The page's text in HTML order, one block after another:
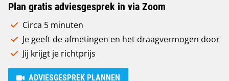
Plan gratis adviesgesprek in via Zoom
Circa 5 minuten
Je geeft de afmetingen en het draagvermogen door
Jij krijgt je richtprijs
ADVIESGESPREK PLANNEN